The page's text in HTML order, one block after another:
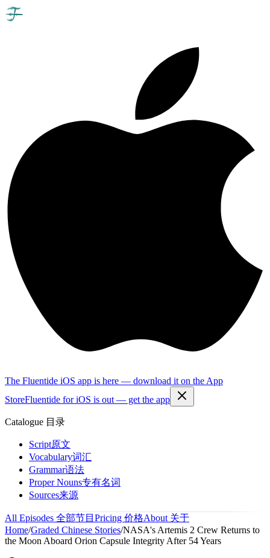
The Fluentide iOS app is here — download it on the App
StoreFluentide for iOS is out — get the app
Catalogue 目录
Script原文
Vocabulary词汇
Grammar语法
Proper Nouns专有名词
Sources来源
All Episodes 全部节目 Pricing 价格About 关于
Home/Graded Chinese Stories/NASA's Artemis 2 Crew Returns to
the Moon Aboard Orion Capsule Integrity After 54 Years